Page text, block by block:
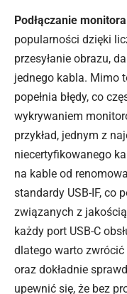
Podłączanie
popularności dzięki
przesyłanie obrazu,
jednego kabla. Mimo
popełnia błędy, co
wykrywaniem
przykład, jednym z
niecertyfikowanego
na kable od
standardy USB-IF, co
związanych z
każdy port USB-C
dlatego warto
oraz dokładnie
upewnić się, że bez